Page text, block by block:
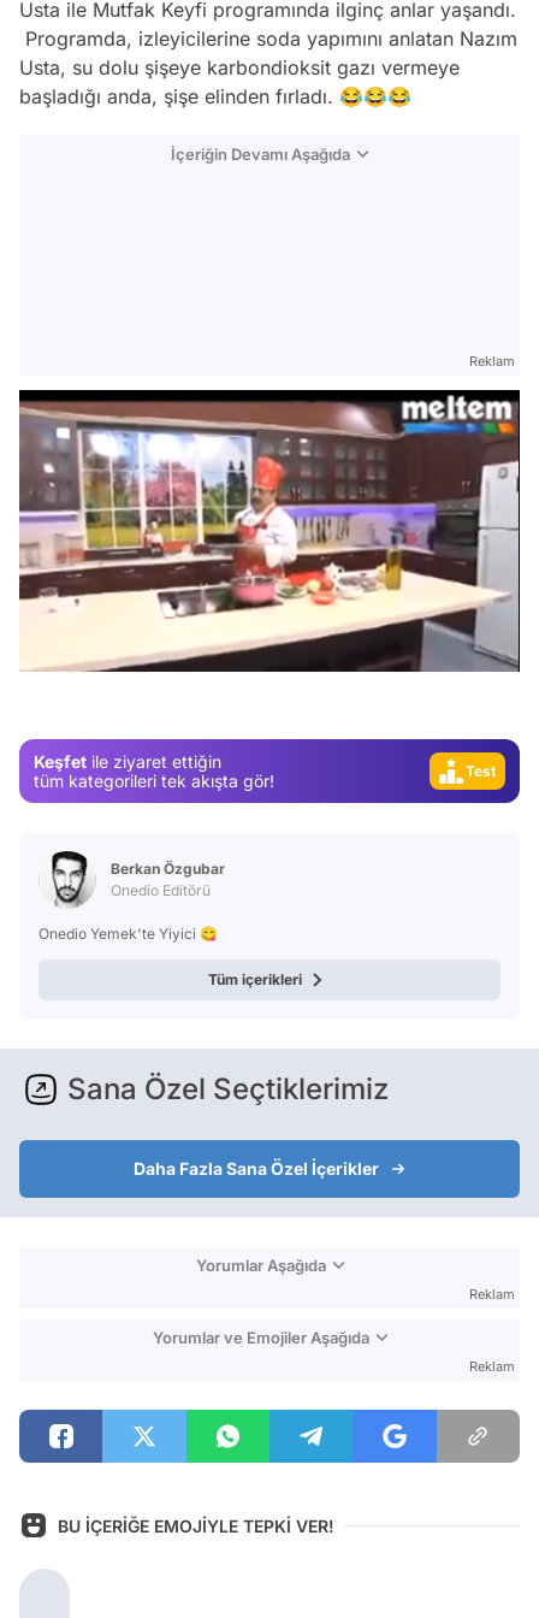
Usta ile Mutfak Keyfi programında ilginç anlar yaşandı.
Programda, izleyicilerine soda yapımını anlatan Nazım
Usta, su dolu şişeye karbondioksit gazı vermeye
başladığı anda, şişe elinden fırladı. 😂😂😂
İçeriğin Devamı Aşağıda
Reklam
Keşfet ile ziyaret ettiğin
tüm kategorileri tek akışta gör!
Test
Gündem
Test
Berkan Özgubar
Onedio Editörü
Onedio Yemek'te Yiyici 😋
Tüm içerikleri
Sana Özel Seçtiklerimiz
Daha Fazla Sana Özel İçerikler
Yorumlar Aşağıda
Reklam
Yorumlar ve Emojiler Aşağıda
Reklam
BU İÇERİĞE EMOJİYLE TEPKİ VER!